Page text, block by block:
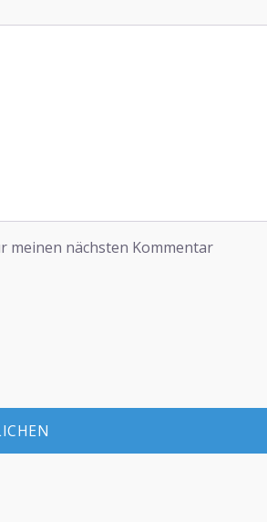
meinen nächsten Kommentar